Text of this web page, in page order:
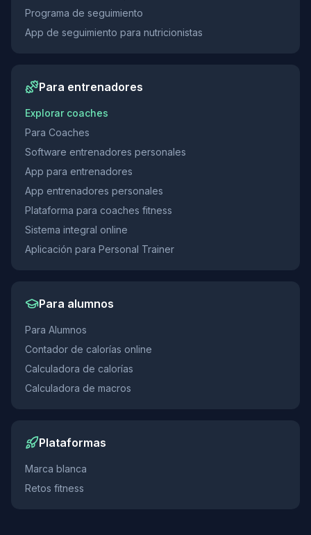
Programa de seguimiento
App de seguimiento para nutricionistas
Para entrenadores
Explorar coaches
Para Coaches
Software entrenadores personales
App para entrenadores
App entrenadores personales
Plataforma para coaches fitness
Sistema integral online
Aplicación para Personal Trainer
Para alumnos
Para Alumnos
Contador de calorías online
Calculadora de calorías
Calculadora de macros
Plataformas
Marca blanca
Retos fitness